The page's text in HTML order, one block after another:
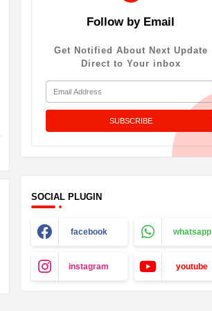
Follow by Email
Get Notified About Next Update
Direct to Your inbox
SOCIAL PLUGIN
facebook whatsapp
instagram youtube